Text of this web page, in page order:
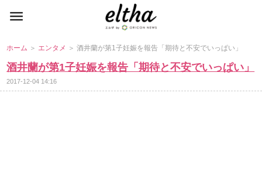
ホーム ＞ エンタメ ＞ 酒井蘭が第1子妊娠を報告「期待と不安でいっぱい」
酒井蘭が第1子妊娠を報告「期待と不安でいっぱい」
2017-12-04 14:16